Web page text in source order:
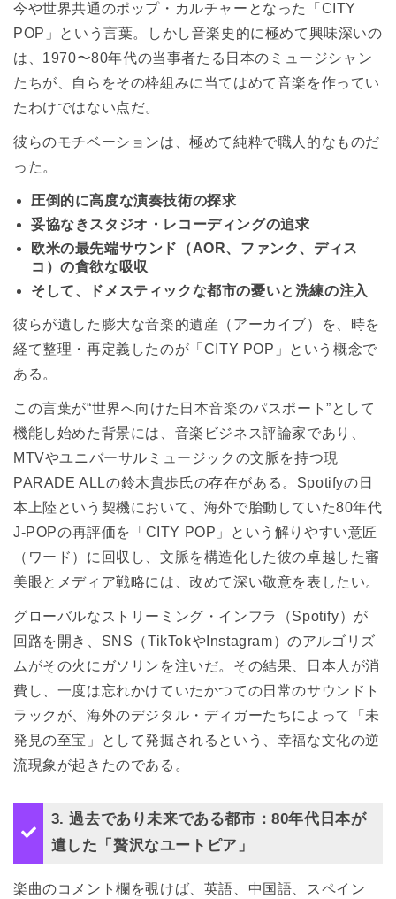
今や世界共通のポップ・カルチャーとなった「CITY
POP」という言葉。しかし音楽史的に極めて興味深いの
は、1970〜80年代の当事者たる日本のミュージシャン
たちが、自らをその枠組みに当てはめて音楽を作ってい
たわけではない点だ。
彼らのモチベーションは、極めて純粋で職人的なものだ
った。
圧倒的に高度な演奏技術の探求
妥協なきスタジオ・レコーディングの追求
欧米の最先端サウンド（AOR、ファンク、ディス
コ）の貪欲な吸収
そして、ドメスティックな都市の憂いと洗練の注入
彼らが遺した膨大な音楽的遺産（アーカイブ）を、時を
経て整理・再定義したのが「CITY POP」という概念で
ある。
この言葉が“世界へ向けた日本音楽のパスポート”として
機能し始めた背景には、音楽ビジネス評論家であり、
MTVやユニバーサルミュージックの文脈を持つ現
PARADE ALLの鈴木貴歩氏の存在がある。Spotifyの日
本上陸という契機において、海外で胎動していた80年代
J-POPの再評価を「CITY POP」という解りやすい意匠
（ワード）に回収し、文脈を構造化した彼の卓越した審
美眼とメディア戦略には、改めて深い敬意を表したい。
グローバルなストリーミング・インフラ（Spotify）が
回路を開き、SNS（TikTokやInstagram）のアルゴリズ
ムがその火にガソリンを注いだ。その結果、日本人が消
費し、一度は忘れかけていたかつての日常のサウンドト
ラックが、海外のデジタル・ディガーたちによって「未
発見の至宝」として発掘されるという、幸福な文化の逆
流現象が起きたのである。
3. 過去であり未来である都市：80年代日本が
遺した「贅沢なユートピア」
楽曲のコメント欄を覗けば、英語、中国語、スペイン